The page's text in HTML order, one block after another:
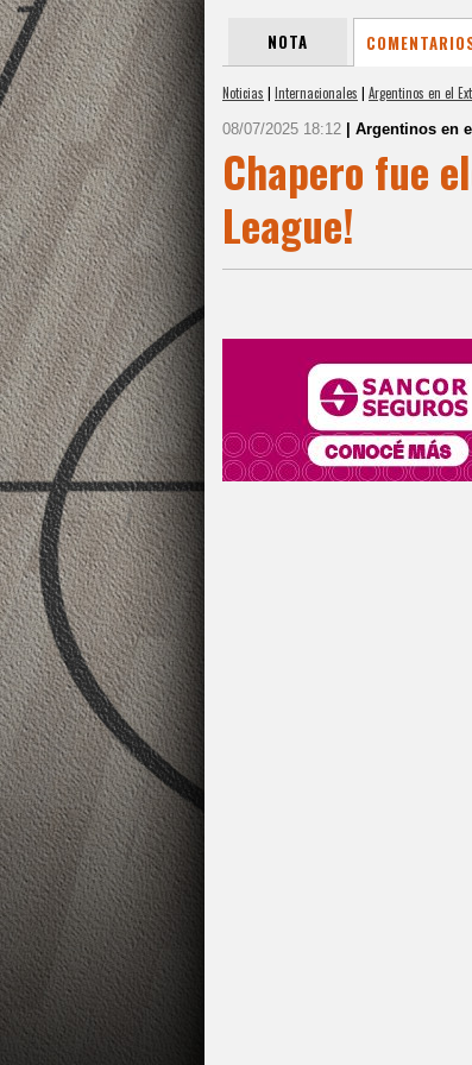
NOTA
Noticias | Internacionales | Argentinos en el
08/07/2025 18:12 | Argentinos en
Chapero fue
League!